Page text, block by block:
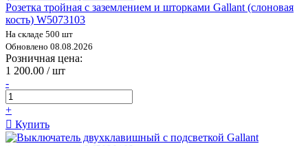
Розетка тройная с заземлением и шторками Gallant (слоновая
кость) W5073103
На складе 500 шт
Обновлено 08.08.2026
Розничная цена:
1 200.00 / шт
-
+
Купить